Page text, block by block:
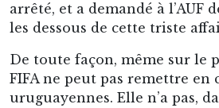
arrêté, et a demandé à l’AUF
les dessous de cette triste
De toute façon, même sur le
FIFA ne peut pas remettre en
uruguayennes. Elle n’a pas,